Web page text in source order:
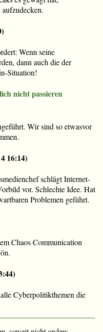
)
Wenn seine
dann auch die der
Situation!
nicht passieren
Wir sind so etwasvor
16:14)
schlägt Internet-
vor. Schlechte Idee. Hat
Problemen geführt.
Chaos Communication
)
Cyberpolitikthemen die